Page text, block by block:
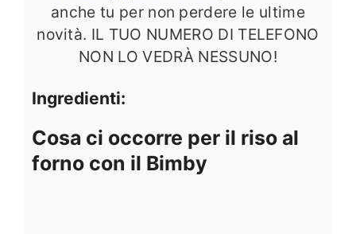
anche tu per non perdere le ultime
novità. IL TUO NUMERO DI TELEFONO
NON LO VEDRÀ NESSUNO!
Ingredienti:
Cosa ci occorre per il riso al
forno con il Bimby